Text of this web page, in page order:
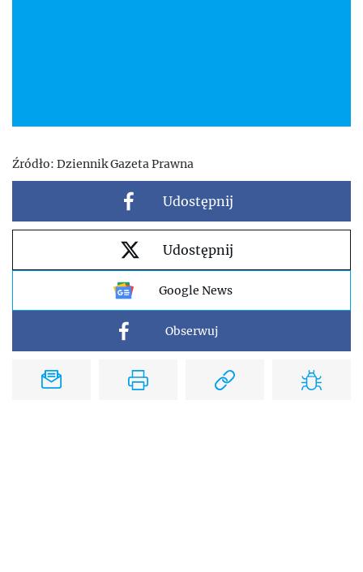
Źródło: Dziennik Gazeta Prawna
Udostępnij
Udostępnij
Google News
Obserwuj